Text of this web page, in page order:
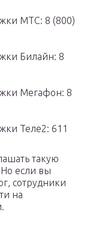
МТС: 8 (800)
Билайн: 8
Мегафон: 8
Теле2: 611
такую
если вы
сотрудники
на